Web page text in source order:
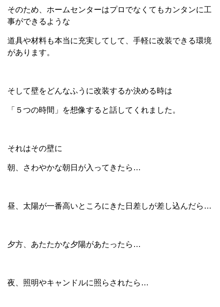
そのため、ホームセンターはプロでなくてもカンタンに工
事ができるような
道具や材料も本当に充実してして、手軽に改装できる環境
があります。
そして壁をどんなふうに改装するか決める時は
「５つの時間」を想像すると話してくれました。
それはその壁に
朝、さわやかな朝日が入ってきたら…
昼、太陽が一番高いところにきた日差しが差し込んだら…
夕方、あたたかな夕陽があたったら…
夜、照明やキャンドルに照らされたら…